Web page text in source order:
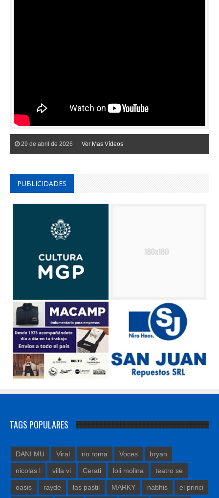
29 de abril de 2026 | Ver Mas Vídeos
PUBLICIDADES
TAGS POPULARES
DANI MU Viral rio roma Voces bryan
nicolas l villa vi Cerati loli molina teatro se
oasis rayde las pastil MARKY nabhis el princi